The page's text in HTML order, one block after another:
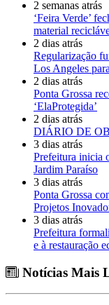
2 semanas atrás
‘Feira Verde’
material
2 dias atrás
Regularização
Los Angeles
2 dias atrás
Ponta Grossa
‘ElaProtegida’
2 dias atrás
DIÁRIO DE
3 dias atrás
Prefeitura inicia
Jardim Paraíso
3 dias atrás
Ponta Grossa
Projetos
3 dias atrás
Prefeitura
e à restauração
Notícias Mais